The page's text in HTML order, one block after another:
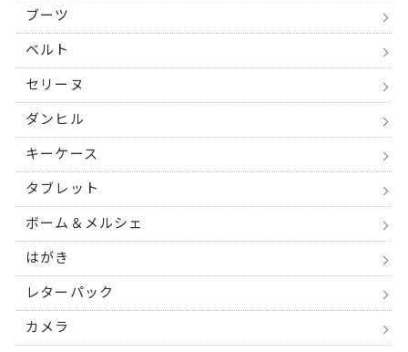
ブーツ
ベルト
セリーヌ
ダンヒル
キーケース
タブレット
ボーム＆メルシェ
はがき
レターパック
カメラ